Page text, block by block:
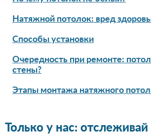
Натяжной потолок: вред
Способы установки
Очередность при ремонте:
стены?
Этапы монтажа натяжного
Только у нас: отслеживай